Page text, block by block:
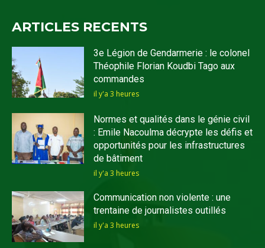
ARTICLES RECENTS
3e Légion de Gendarmerie : le colonel
Théophile Florian Koudbi Tago aux
commandes
il y'a 3 heures
Normes et qualités dans le génie civil
: Emile Nacoulma décrypte les défis et
opportunités pour les infrastructures
de bâtiment
il y'a 3 heures
Communication non violente : une
trentaine de journalistes outillés
il y'a 3 heures